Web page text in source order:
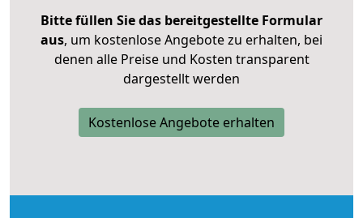
Bitte füllen Sie das bereitgestellte Formular
aus, um kostenlose Angebote zu erhalten, bei
denen alle Preise und Kosten transparent
dargestellt werden
Kostenlose Angebote erhalten